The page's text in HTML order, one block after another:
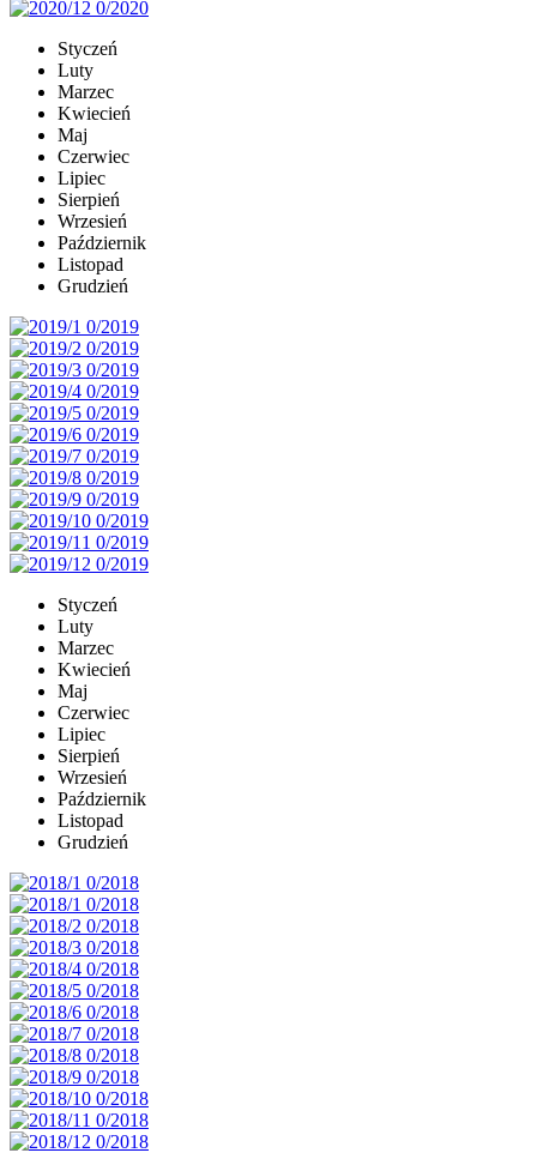
Styczeń
Luty
Marzec
Kwiecień
Maj
Czerwiec
Lipiec
Sierpień
Wrzesień
Październik
Listopad
Grudzień
Styczeń
Luty
Marzec
Kwiecień
Maj
Czerwiec
Lipiec
Sierpień
Wrzesień
Październik
Listopad
Grudzień